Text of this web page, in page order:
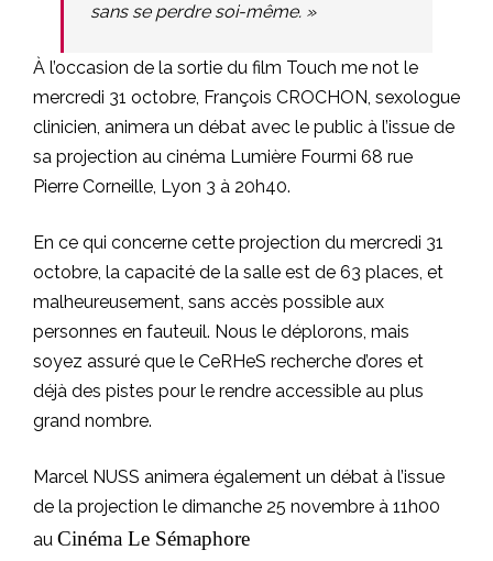
sans se perdre soi-même. »
À l’occasion de la sortie du film Touch me not le
mercredi 31 octobre, François CROCHON, sexologue
clinicien, animera un débat avec le public à l’issue de
sa projection au cinéma Lumière Fourmi 68 rue
Pierre Corneille, Lyon 3 à 20h40.
En ce qui concerne cette projection du mercredi 31
octobre, la capacité de la salle est de 63 places, et
malheureusement, sans accès possible aux
personnes en fauteuil. Nous le déplorons, mais
soyez assuré que le CeRHeS recherche d’ores et
déjà des pistes pour le rendre accessible au plus
grand nombre.
Marcel NUSS animera également un débat à l’issue
de la projection le dimanche 25 novembre à 11h00
au Cinéma Le Sémaphore